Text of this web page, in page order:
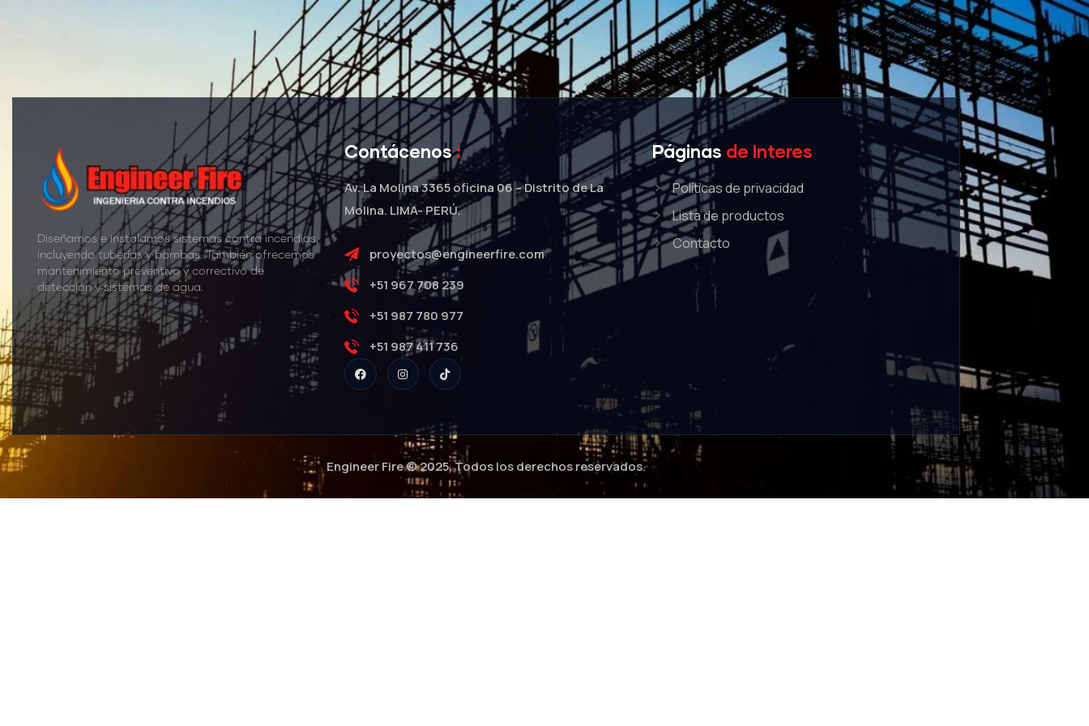
Diseñamos e instalamos sistemas contra incendios,
incluyendo tuberías y bombas. También ofrecemos
mantenimiento preventivo y correctivo de
detección y sistemas de agua.
Contácenos:
Av. La Molina 3365 oficina 06 – Distrito de La
Molina. LIMA- PERÚ.
proyectos@engineerfire.com
+51 967 708 239
+51 987 780 977
+51 987 411 736
Páginas de Interes
Políticas de privacidad
Lista de productos
Contacto
Engineer Fire © 2025. Todos los derechos reservados.